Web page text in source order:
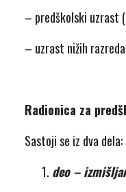
– predškolski uzrast
– uzrast nižih
Radionica za
Sastoji se iz dva dela:
deo –